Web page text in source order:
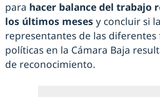
para hacer balance del trabajo
los últimos meses y concluir si
representantes de las diferentes
políticas en la Cámara Baja
de reconocimiento.